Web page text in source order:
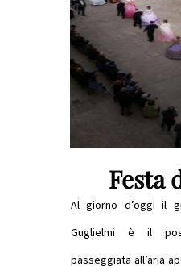
Festa
Al giorno d’oggi il
Guglielmi è il
passeggiata all’aria